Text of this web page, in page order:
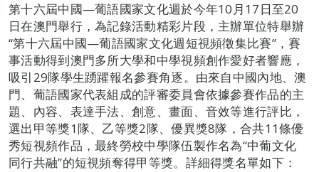
第十六屆中國—葡語國家文化週於今年10月17日至20
日在澳門舉行，為記錄活動精彩片段，主辦單位特舉辦
“第十六屆中國—葡語國家文化週短視頻徵集比賽”，賽
事活動得到澳門多所大學和中學視頻創作愛好者響應，
吸引29隊學生踴躍報名參賽角逐。由來自中國內地、澳
門、葡語國家代表組成的評審委員會依據參賽作品的主
題、內容、表達手法、創意、畫面、音效等進行評比，
選出甲等獎1隊、乙等獎2隊、優異獎8隊，合共11條優
秀短視頻作品，最終勞校中學隊伍製作名為“中葡文化
同行共融”的短視頻奪得甲等獎。詳細得獎名單如下：